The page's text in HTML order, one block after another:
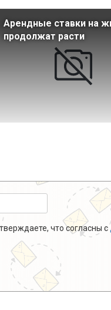
Арендные ставки на
продолжат расти
что согласны с